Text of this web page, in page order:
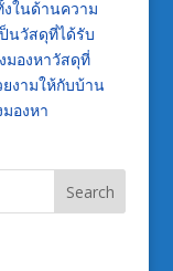
ในด้านความ
นวัสดุที่ได้รับ
มองหาวัสดุที่
งามให้กับบ้าน
องหา